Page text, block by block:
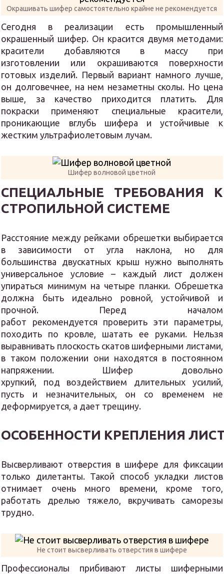
Окрашивать шифер самостоятельно крайне не рекомендуется
Сегодня в реализации есть промышленный
окрашенный шифер. Он красится двумя методами:
красители добавляются в массу при
изготовлении или окрашиваются поверхности
готовых изделий. Первый вариант намного лучше,
он долговечнее, на нем незаметны сколы. Но цена
выше, за качество приходится платить. Для
покраски применяют специальные красители,
проникающие вглубь шифера и устойчивые к
жестким ультрафиолетовым лучам.
Шифер волновой цветной
СПЕЦИАЛЬНЫЕ ТРЕБОВАНИЯ К
СТРОПИЛЬНОЙ СИСТЕМЕ
Расстояние между рейками обрешетки выбирается
в зависимости от угла наклона, но для
большинства двускатных крыш нужно выполнять
универсальное условие – каждый лист должен
упираться минимум на четыре планки. Обрешетка
должна быть идеально ровной, устойчивой и
прочной. Перед началом
работ рекомендуется проверить эти параметры,
походить по кровле, шатать ее руками. Нельзя
выравнивать плоскость скатов шиферными листами,
в таком положении они находятся в постоянном
напряжении. Шифер довольно
хрупкий, под воздействием длительных усилий,
пусть и незначительных, он со временем не
деформируется, а дает трещину.
ОСОБЕННОСТИ КРЕПЛЕНИЯ
Высверливают отверстия в шифере для фиксации
только дилетанты. Такой способ укладки листов
отнимает очень много времени, кроме того,
работать дрелью тяжело, вкручивать саморезы
трудно.
Не стоит высверливать отверстия в шифере
Профессионалы прибивают листы шиферными